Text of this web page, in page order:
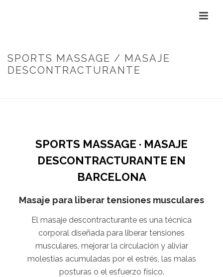
SPORTS MASSAGE / MASAJE
DESCONTRACTURANTE
SPORTS MASSAGE · MASAJE
DESCONTRACTURANTE EN
BARCELONA
Masaje para liberar tensiones musculares
El masaje descontracturante es una técnica
corporal diseñada para liberar tensiones
musculares, mejorar la circulación y aliviar
molestias acumuladas por el estrés, las malas
posturas o el esfuerzo físico.